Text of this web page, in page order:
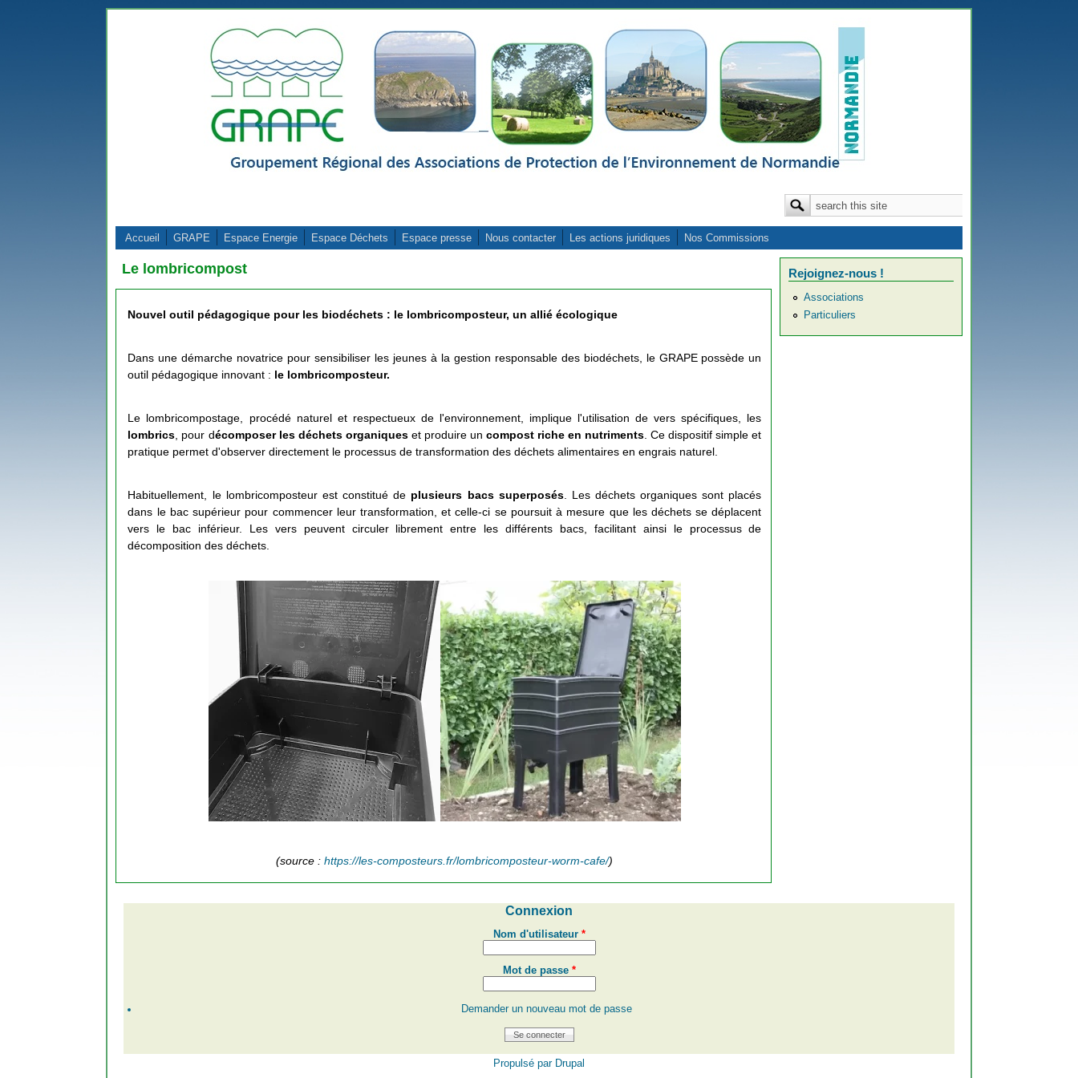
Formulaire de recherche
Rechercher
Accueil GRAPE Espace Energie Espace Déchets Espace presse Nous contacter Les actions juridiques Nos Commissions
Le lombricompost
Nouvel outil pédagogique pour les biodéchets : le lombricomposteur, un allié écologique
Dans une démarche novatrice pour sensibiliser les jeunes à la gestion responsable des biodéchets, le GRAPE possède un
outil pédagogique innovant : le lombricomposteur.
Le lombricompostage, procédé naturel et respectueux de l'environnement, implique l'utilisation de vers spécifiques, les
lombrics , pour décomposer les déchets organiqueset produire un compost riche en nutriments . Ce dispositif simple et
pratique permet d'observer directement le processus de transformation des déchets alimentaires en engrais naturel.
Habituellement, le lombricomposteur est constitué de plusieurs bacs superposés. Les déchets organiques sont placés
dans le bac supérieur pour commencer leur transformation, et celle-ci se poursuit à mesure que les déchets se déplacent
vers le bac inférieur. Les vers peuvent circuler librement entre les différents bacs, facilitant ainsi le processus de
décomposition des déchets.
(source :https://les-composteurs.fr/lombricomposteur-worm-cafe/)
Rejoignez-nous !
Associations
Particuliers
Connexion
Nom d'utilisateur *
Mot de passe *
Demander un nouveau mot de passe
Propulsé par Drupal